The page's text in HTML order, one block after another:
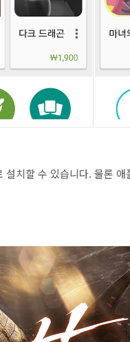
치할 수 있습니다. 물론